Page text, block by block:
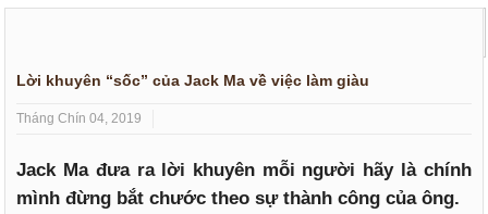
Lời khuyên “sốc” của Jack Ma về việc làm giàu
Tháng Chín 04, 2019
Jack Ma đưa ra lời khuyên mỗi người hãy là chính
mình đừng bắt chước theo sự thành công của ông.